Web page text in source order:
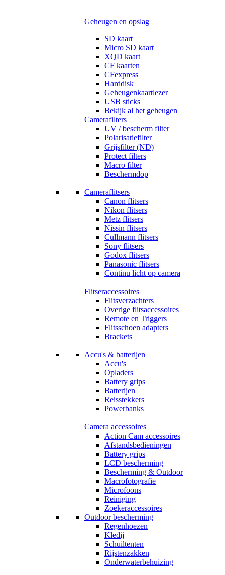
Geheugen en opslag
SD kaart
Micro SD kaart
XQD kaart
CF kaarten
CFexpress
Harddisk
Geheugenkaartlezer
USB sticks
Bekijk al het geheugen
Camerafilters
UV / bescherm filter
Polarisatiefilter
Grijsfilter (ND)
Protect filters
Macro filter
Beschermdop
Cameraflitsers
Canon flitsers
Nikon flitsers
Metz flitsers
Nissin flitsers
Cullmann flitsers
Sony flitsers
Godox flitsers
Panasonic flitsers
Continu licht op camera
Flitseraccessoires
Flitsverzachters
Overige flitsaccessoires
Remote en Triggers
Flitsschoen adapters
Brackets
Accu's & batterijen
Accu's
Opladers
Battery grips
Batterijen
Reisstekkers
Powerbanks
Camera accessoires
Action Cam accessoires
Afstandsbedieningen
Battery grips
LCD bescherming
Bescherming & Outdoor
Macrofotografie
Microfoons
Reiniging
Zoekeraccessoires
Outdoor bescherming
Regenhoezen
Kledij
Schuiltenten
Rijstenzakken
Onderwaterbehuizing